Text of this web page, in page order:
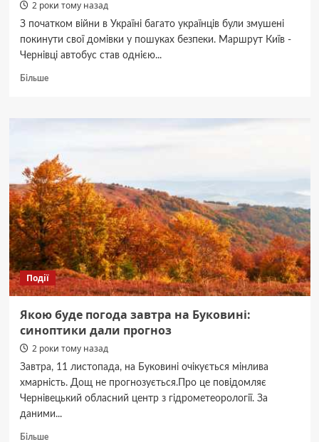
2 роки тому назад
З початком війни в Україні багато українців були змушені
покинути свої домівки у пошуках безпеки. Маршрут Київ -
Чернівці автобус став однією...
БільшеДокладніше
–
автобусний
рейс
став
важливим
маршрутом
порятунку
та
надії
Події
Якою буде погода завтра на Буковині:
синоптики дали прогноз
2 роки тому назад
Завтра, 11 листопада, на Буковині очікується мінлива
хмарність. Дощ не прогнозується.Про це повідомляє
Чернівецький обласний центр з гідрометеорології. За
даними...
БільшеДокладніше